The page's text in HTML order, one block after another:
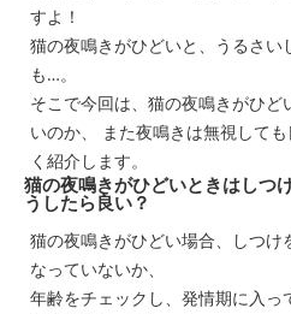
すよ！
猫の夜鳴きがひどいと、うるさい
も…。
そこで今回は、猫の夜鳴きがひど
いのか、 また夜鳴きは無視して
く紹介します。
猫の夜鳴きがひどいときはしつ
うしたら良い？
猫の夜鳴きがひどい場合、しつけ
なっていないか、
年齢をチェックし、発情期に入